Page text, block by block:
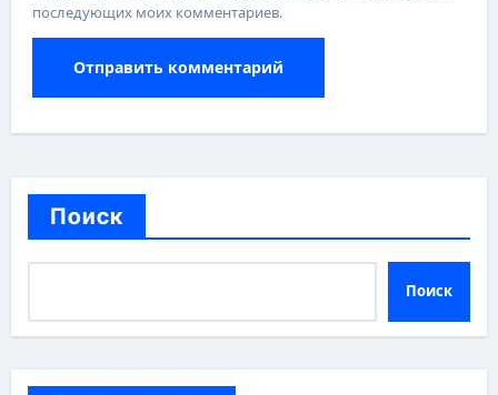
последующих моих комментариев.
Поиск
Поиск